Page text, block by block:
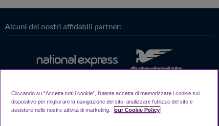
Alcuni dei nostri affidabili partner:
Cliccando su “Accetta tutti i cookie”, l'utente accetta di memorizzare i cookie sul
dispositivo per migliorare la navigazione del sito, analizzare l'utilizzo del sito e
assistere nelle nostre attività di marketing.
our Cookie Policy